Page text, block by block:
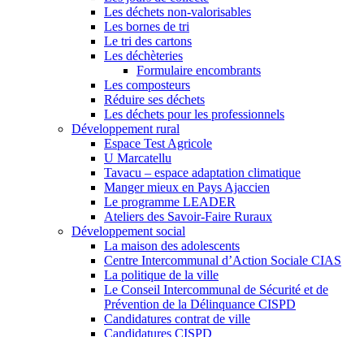
Les déchets non-valorisables
Les bornes de tri
Le tri des cartons
Les déchèteries
Formulaire encombrants
Les composteurs
Réduire ses déchets
Les déchets pour les professionnels
Développement rural
Espace Test Agricole
U Marcatellu
Tavacu – espace adaptation climatique
Manger mieux en Pays Ajaccien
Le programme LEADER
Ateliers des Savoir-Faire Ruraux
Développement social
La maison des adolescents
Centre Intercommunal d’Action Sociale CIAS
La politique de la ville
Le Conseil Intercommunal de Sécurité et de
Prévention de la Délinquance CISPD
Candidatures contrat de ville
Candidatures CISPD